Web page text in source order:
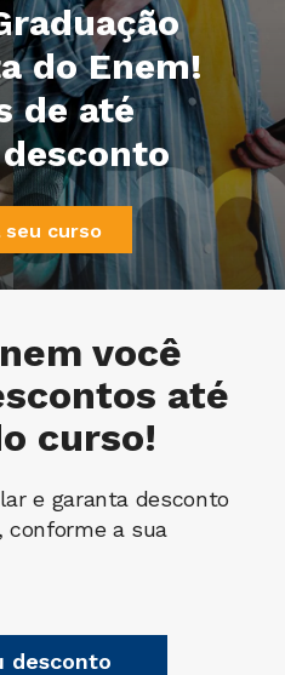
do Enem!
de até
seu curso
você
até
curso!
e garanta desconto
conforme a sua
desconto